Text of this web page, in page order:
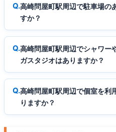
高崎問屋町駅周辺で駐車場の
すか？
高崎問屋町駅周辺でシャワー
ガスタジオはありますか？
高崎問屋町駅周辺で個室を利
りますか？